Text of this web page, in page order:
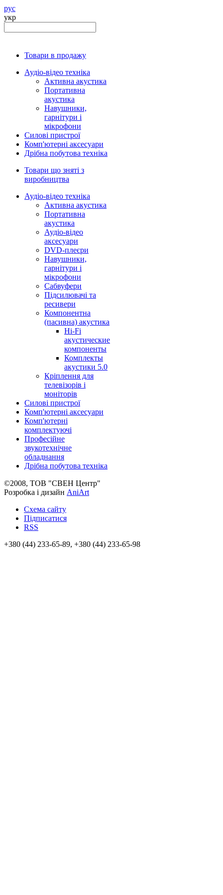
рус
укр
Товари в продажу
Аудіо-відео техніка
Активна акустика
Портативна
акустика
Навушники,
гарнітури і
мікрофони
Силові пристрої
Комп'ютерні аксесуари
Дрібна побутова техніка
Товари що зняті з
виробництва
Аудіо-відео техніка
Активна акустика
Портативна
акустика
Аудіо-відео
аксесуари
DVD-плеєри
Навушники,
гарнітури і
мікрофони
Сабвуфери
Підсилювачі та
ресивери
Компонентна
(пасивна) акустика
Hi-Fi
акустические
компоненты
Комплекты
акустики 5.0
Кріплення для
телевізорів і
моніторів
Силові пристрої
Комп'ютерні аксесуари
Комп'ютерні
комплектуючі
Професійне
звукотехнічне
обладнання
Дрібна побутова техніка
©2008, ТОВ "СВЕН Центр"
Розробка і дизайн AniArt
Схема сайту
Підписатися
RSS
+380 (44) 233-65-89, +380 (44) 233-65-98